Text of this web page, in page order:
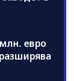
евро